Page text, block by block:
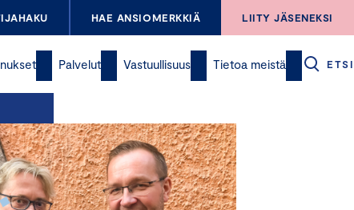
HAE ANSIOMERKKIÄ LIITY JÄSENEKSI
Palvelut Vastuullisuus Tietoa meistä ETSI